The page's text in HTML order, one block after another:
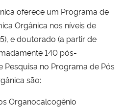
oferece um Programa de
Orgânica nos níveis de
e doutorado (a partir de
140 pós-
Pesquisa no Programa de Pós
são:
Organocalcogênio